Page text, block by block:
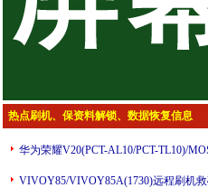
热点刷机、保资料解锁、数据恢复信息
华为荣耀V20(PCT-AL10/PCT-TL10)/
VIVOY85/VIVOY85A(1730)远程刷机